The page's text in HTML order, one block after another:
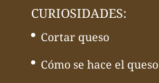
CURIOSIDADES:
Cortar queso
Cómo se hace el queso